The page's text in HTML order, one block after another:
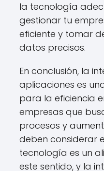
la tecnología
gestionar tu
eficiente y tomar
datos precisos.
En conclusión, la
aplicaciones es
para la eficiencia
empresas que
procesos y
deben considerar
tecnología es un
este sentido, y la